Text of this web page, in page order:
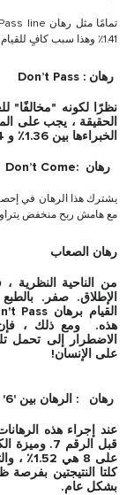
1.41٪ وهذا سبب كافٍ للقيام بهذا الرهان.
رهان : Don’t Pass
نظرًا لكونه "مخالفًا"
الحقيقة ، يجب على
الخبراءها بين 1.36٪ و 1.4٪.
رهان :Don’t Come
يشترك هذا الرهان في
مع هامش ربح منخفض يتراوح بين
رهان الصعاب
من الناحية النظرية
الإطلاق. صفر. بالطبع
هذه. ومع ذلك ، فإن
الاضطرار إلى تحمل
على الإنسان!
رهان : الرهان بين '6' من '8'
عند إجراء هذه
على 8
بشكل عام.